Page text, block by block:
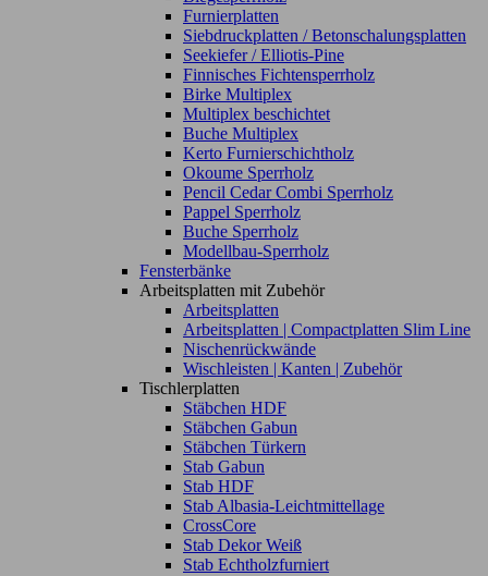
Furnierplatten
Siebdruckplatten / Betonschalungsplatten
Seekiefer / Elliotis-Pine
Finnisches Fichtensperrholz
Birke Multiplex
Multiplex beschichtet
Buche Multiplex
Kerto Furnierschichtholz
Okoume Sperrholz
Pencil Cedar Combi Sperrholz
Pappel Sperrholz
Buche Sperrholz
Modellbau-Sperrholz
Fensterbänke
Arbeitsplatten mit Zubehör
Arbeitsplatten
Arbeitsplatten | Compactplatten Slim Line
Nischenrückwände
Wischleisten | Kanten | Zubehör
Tischlerplatten
Stäbchen HDF
Stäbchen Gabun
Stäbchen Türkern
Stab Gabun
Stab HDF
Stab Albasia-Leichtmittellage
CrossCore
Stab Dekor Weiß
Stab Echtholzfurniert